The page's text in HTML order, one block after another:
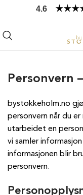
4.6
Personvern
bystokkeholm.no
personvern når du
utarbeidet en
vi samler
informasjonen blir
personvern.